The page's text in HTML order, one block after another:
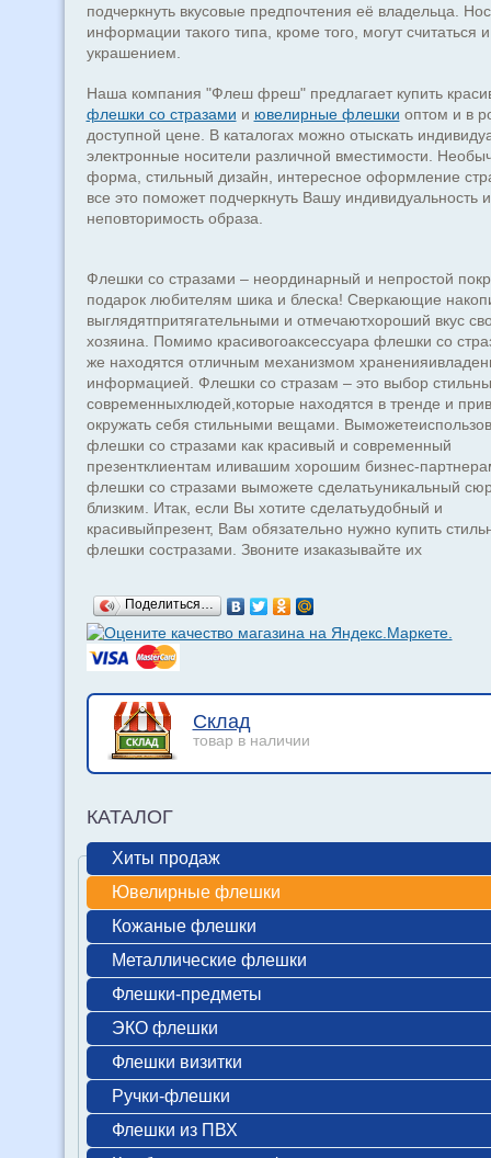
подчеркнуть вкусовые предпочтения её владельца.
информации такого типа, кроме того, могут считаться
украшением.
Наша компания "Флеш фреш" предлагает купить
флешки со стразами и ювелирные флешки оптом и в
доступной цене. В каталогах можно отыскать
электронные носители различной вместимости.
форма, стильный дизайн, интересное оформление
все это поможет подчеркнуть Вашу индивидуальность и
неповторимость образа.
Флешки со стразами – неординарный и непростой
подарок любителям шика и блеска! Сверкающие
выглядятпритягательными и отмечаютхороший вкус
хозяина
Помимо красивогоаксессуара флешки со
же находятся отличным механизмом
информацией
Флешки со стразам – это выбор
современныхлюдей которые находятся в тренде и
окружать себя стильными вещами
флешки со стразами как красивый и современный
презентклиентам иливашим хорошим бизнес-
флешки со стразами выможете сделатьуникальный
близким
Итак, если Вы хотите сделатьудобный и
красивыйпрезент, Вам обязательно нужно купить
флешки состразами Звоните изаказывайте их
Поделиться…
Склад
товар в наличии
КАТАЛОГ
Хиты продаж
Ювелирные флешки
Кожаные флешки
Металлические флешки
Флешки-предметы
ЭКО флешки
Флешки визитки
Ручки-флешки
Флешки из ПВХ